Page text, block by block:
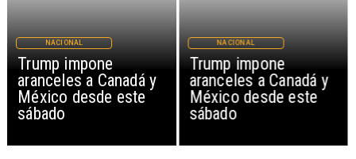
Trump impone
aranceles a Canadá y
México desde este
sábado
NACIONAL
Trump impone
aranceles a Canadá y
México desde este
sábado
NACIONAL